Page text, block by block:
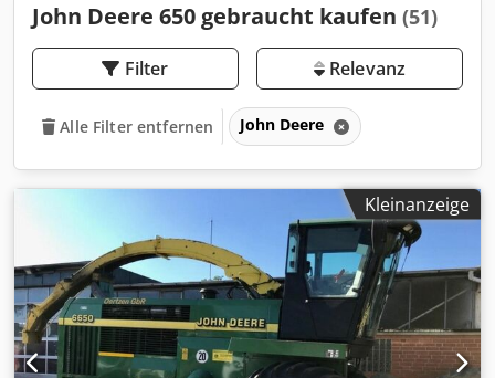
John Deere 650 gebraucht kaufen (51)
Filter Relevanz
Alle Filter entfernen John Deere
Kleinanzeige